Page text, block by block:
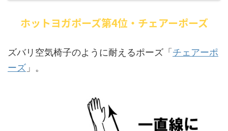
ホットヨガポーズ第4位・チェアーポーズ
ズバリ空気椅子のように耐えるポーズ「 チェアーポ
ーズ 」。